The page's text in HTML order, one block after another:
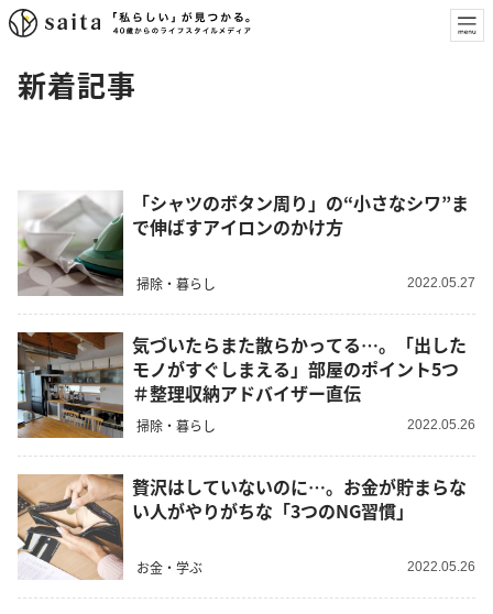
新着記事
「シャツのボタン周り」の“小さなシワ”ま
で伸ばすアイロンのかけ方
掃除・暮らし 2022.05.27
気づいたらまた散らかってる…。「出した
モノがすぐしまえる」部屋のポイント5つ
＃整理収納アドバイザー直伝
掃除・暮らし 2022.05.26
贅沢はしていないのに…。お金が貯まらな
い人がやりがちな「3つのNG習慣」
お金・学ぶ 2022.05.26